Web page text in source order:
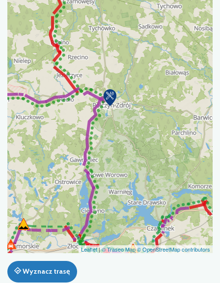
Leaflet|© Traseo Map© OpenStreetMap contributors
Wyznacz trasę